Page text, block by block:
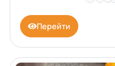
Перейти